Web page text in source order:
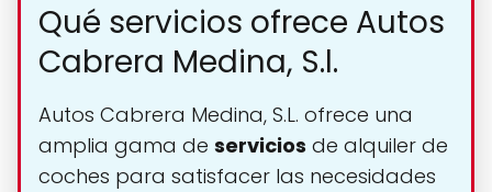
Qué servicios ofrece Autos
Cabrera Medina, S.l.
Autos Cabrera Medina, S.L. ofrece una
amplia gama de servicios de alquiler de
coches para satisfacer las necesidades